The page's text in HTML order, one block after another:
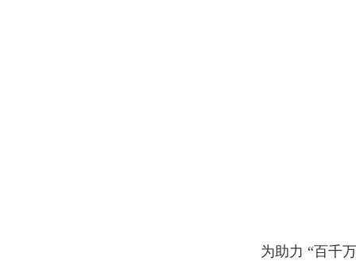
为助力 “百千